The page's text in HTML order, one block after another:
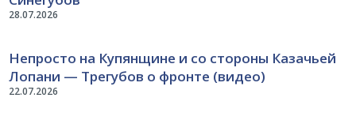
28.07.2026
22.07.2026
Непросто на Купянщине и со стороны Казачьей
Лопани — Трегубов о фронте (видео)